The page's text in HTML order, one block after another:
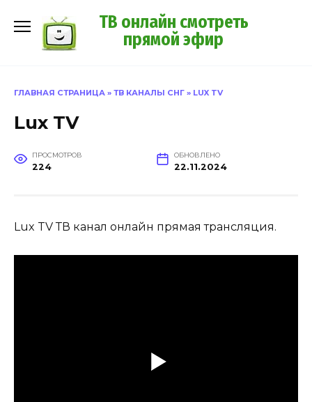
содержанию
ТВ онлайн смотреть
прямой эфир
ГЛАВНАЯ СТРАНИЦА » ТВ КАНАЛЫ СНГ » LUX TV
Lux TV
ПРОСМОТРОВ
224
ОБНОВЛЕНО
22.11.2024
Lux TV ТВ канал онлайн прямая трансляция.